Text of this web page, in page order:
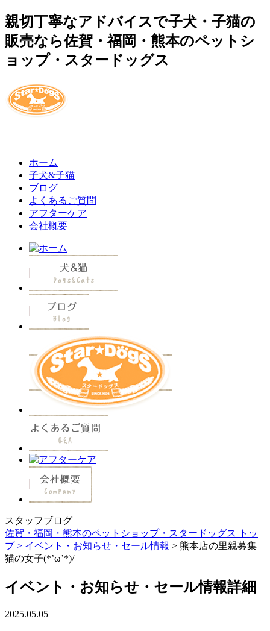
親切丁寧なアドバイスで子犬・子猫の
販売なら佐賀・福岡・熊本のペットシ
ョップ・スタードッグス
ホーム
子犬&子猫
ブログ
よくあるご質問
アフターケア
会社概要
スタッフブログ
佐賀・福岡・熊本のペットショップ・スタードッグス トッ
プ > イベント・お知らせ・セール情報 > 熊本店の里親募集
猫の女子(*’ω’*)/
イベント・お知らせ・セール情報詳細
2025.05.05